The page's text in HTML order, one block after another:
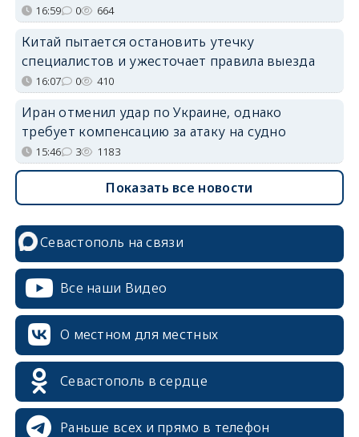
16:59 0 664
Китай пытается остановить утечку
специалистов и ужесточает правила выезда
16:07 0 410
Иран отменил удар по Украине, однако
требует компенсацию за атаку на судно
15:46 3 1183
Показать все новости
Севастополь на связи
Все наши Видео
О местном для местных
Севастополь в сердце
Раньше всех и прямо в телефон